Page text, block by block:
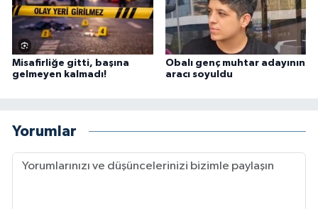
Misafirliğe gitti, başına
gelmeyen kalmadı!
Obalı genç muhtar adayının
aracı soyuldu
Yorumlar